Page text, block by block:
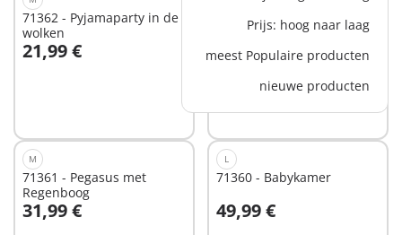
Prijs: hoog naar laag
meest Populaire producten
nieuwe producten
71362 - Pyjamaparty in de
wolken
21,99 €
In winkelwagen
71364 - Regenboogtop met
prinses
7,99 €
In winkelwagen
M
71361 - Pegasus met
Regenboog
31,99 €
In winkelwagen
L
71360 - Babykamer
49,99 €
In winkelwagen